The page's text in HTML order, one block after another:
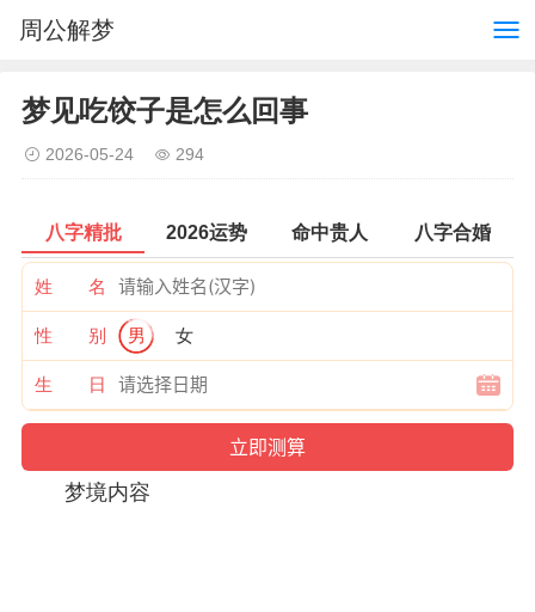
周公解梦
梦见吃饺子是怎么回事
2026-05-24 294
八字精批 2026运势 命中贵人 八字合婚
姓 名
性 别 男 女
生 日
梦境内容